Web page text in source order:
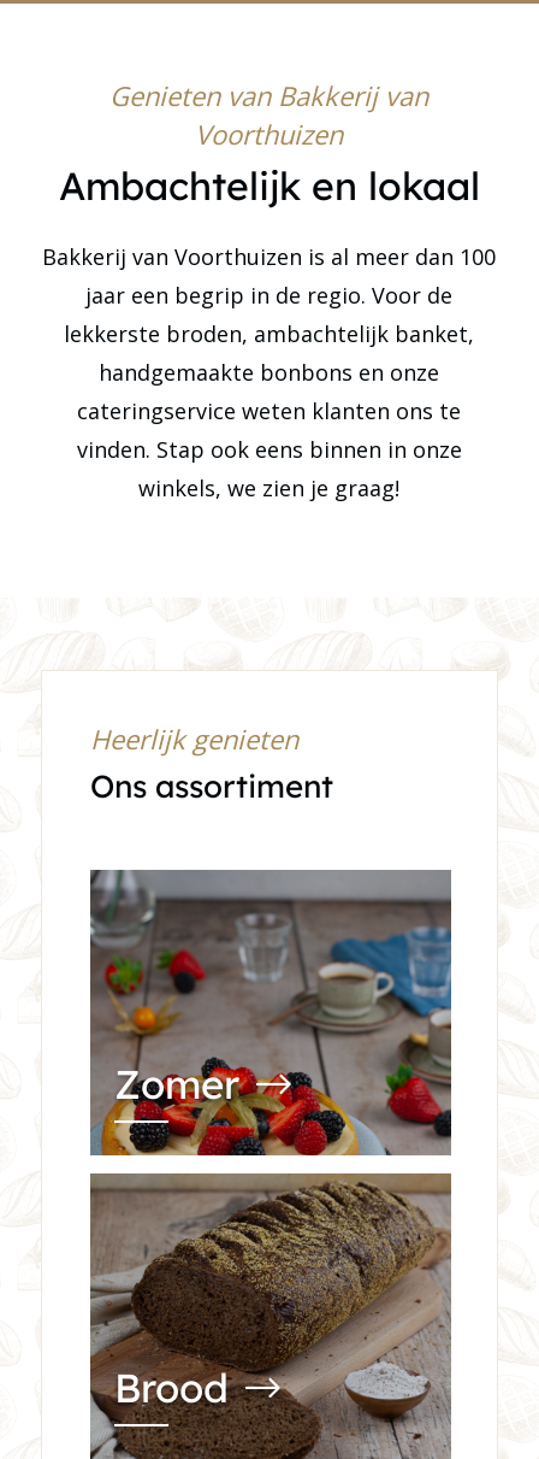
Genieten van Bakkerij van
Voorthuizen
Ambachtelijk en lokaal
Bakkerij van Voorthuizen is al meer dan 100
jaar een begrip in de regio. Voor de
lekkerste broden, ambachtelijk banket,
handgemaakte bonbons en onze
cateringservice weten klanten ons te
vinden. Stap ook eens binnen in onze
winkels, we zien je graag!
Heerlijk genieten
Ons assortiment
Zomer
Brood